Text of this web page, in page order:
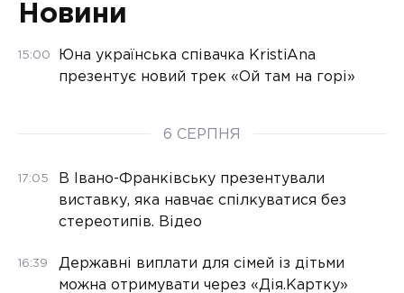
Новини
15:00
Юна українська співачка KristiAna
презентує новий трек «Ой там на горі»
6 СЕРПНЯ
17:05
В Івано-Франківську презентували
виставку, яка навчає спілкуватися без
стереотипів. Відео
16:39
Державні виплати для сімей із дітьми
можна отримувати через «Дія.Картку»